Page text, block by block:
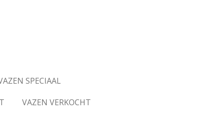
SPECIAAL
VAZEN VERKOCHT